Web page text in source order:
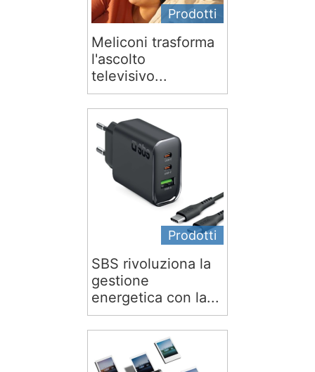
Prodotti
Meliconi trasforma
l'ascolto
televisivo...
Prodotti
SBS rivoluziona la
gestione
energetica con la...